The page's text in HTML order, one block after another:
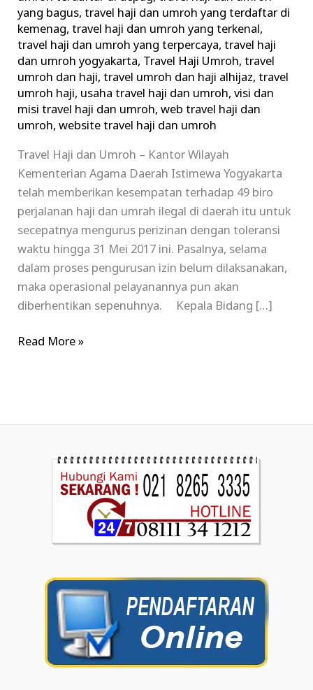
yang bagus,travel haji dan umroh yang terdaftar di
kemenag,travel haji dan umroh yang terkenal,
travel haji dan umroh yang terpercaya,travel haji
dan umroh yogyakarta, Travel Haji Umroh,travel
umroh dan haji,travel umroh dan haji alhijaz,travel
umroh haji, usaha travel haji dan umroh,visi dan
misi travel haji dan umroh,web travel haji dan
umroh,website travel haji dan umroh
Travel Haji dan Umroh – Kantor Wilayah
Kementerian Agama Daerah Istimewa Yogyakarta
telah memberikan kesempatan terhadap 49 biro
perjalanan haji dan umrah ilegal di daerah itu untuk
secepatnya mengurus perizinan dengan toleransi
waktu hingga 31 Mei 2017 ini. Pasalnya, selama
dalam proses pengurusan izin belum dilaksanakan,
maka operasional pelayanannya pun akan
diberhentikan sepenuhnya. Kepala Bidang […]
Read More »